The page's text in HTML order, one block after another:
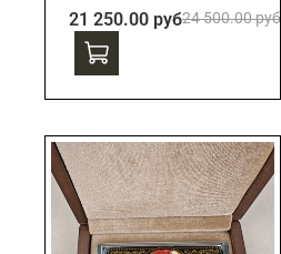
21 250.00 руб24 500.00 руб